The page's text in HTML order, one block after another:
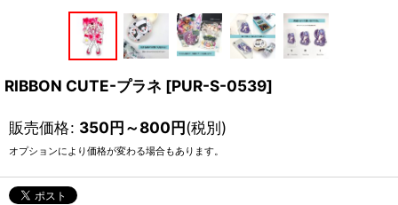
RIBBON CUTE-プラネ [PUR-S-0539]
販売価格: 350円～800円(税別)
オプションにより価格が変わる場合もあります。